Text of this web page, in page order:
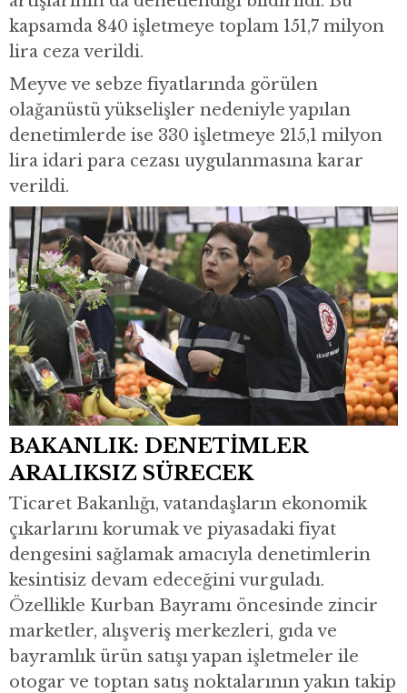
kapsamda 840 işletmeye toplam 151,7 milyon
lira ceza verildi.
Meyve ve sebze fiyatlarında görülen
olağanüstü yükselişler nedeniyle yapılan
denetimlerde ise 330 işletmeye 215,1 milyon
lira idari para cezası uygulanmasına karar
verildi.
BAKANLIK: DENETİMLER
ARALIKSIZ SÜRECEK
Ticaret Bakanlığı, vatandaşların ekonomik
çıkarlarını korumak ve piyasadaki fiyat
dengesini sağlamak amacıyla denetimlerin
kesintisiz devam edeceğini vurguladı.
Özellikle Kurban Bayramı öncesinde zincir
marketler, alışveriş merkezleri, gıda ve
bayramlık ürün satışı yapan işletmeler ile
otogar ve toptan satış noktalarının yakın takip